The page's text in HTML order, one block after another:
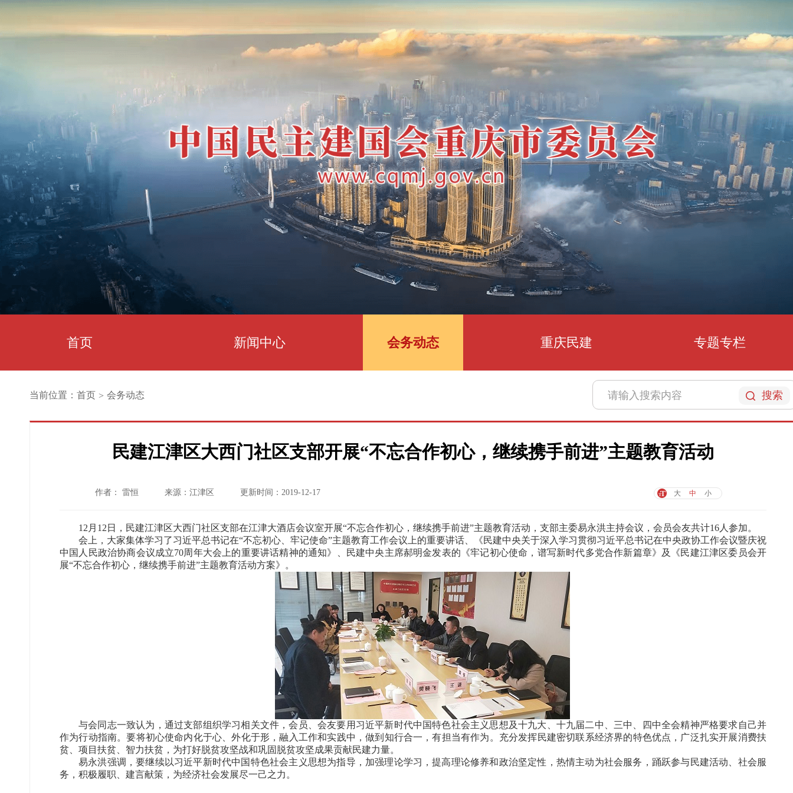
首页 新闻中心 会务动态 重庆民建 专题专栏
搜索
当前位置： 首页 > 会务动态
民建江津区大西门社区支部开展“不忘合作初心，继续携手前进”主题教育活动
作者： 雷恒 来源：江津区 更新时间：2019-12-17 大 中 小
12月12日，民建江津区大西门社区支部在江津大酒店会议室开展“不忘合作初心，继续携手前进”主题教育活动，支部主委易永洪主持会议，会员会友共计16人参加。
会上，大家集体学习了习近平总书记在“不忘初心、牢记使命”主题教育工作会议上的重要讲话、《民建中央关于深入学习贯彻习近平总书记在中央政协工作会议暨庆祝
中国人民政治协商会议成立70周年大会上的重要讲话精神的通知》、民建中央主席郝明金发表的《牢记初心使命，谱写新时代多党合作新篇章》及《民建江津区委员会开
展“不忘合作初心，继续携手前进”主题教育活动方案》。
与会同志一致认为，通过支部组织学习相关文件，会员、会友要用习近平新时代中国特色社会主义思想及十九大、十九届二中、三中、四中全会精神严格要求自己并
作为行动指南。要将初心使命内化于心、外化于形，融入工作和实践中，做到知行合一，有担当有作为。充分发挥民建密切联系经济界的特色优点，广泛扎实开展消费扶
贫、项目扶贫、智力扶贫，为打好脱贫攻坚战和巩固脱贫攻坚成果贡献民建力量。
易永洪强调，要继续以习近平新时代中国特色社会主义思想为指导，加强理论学习，提高理论修养和政治坚定性，热情主动为社会服务，踊跃参与民建活动、社会服
务，积极履职、建言献策，为经济社会发展尽一己之力。